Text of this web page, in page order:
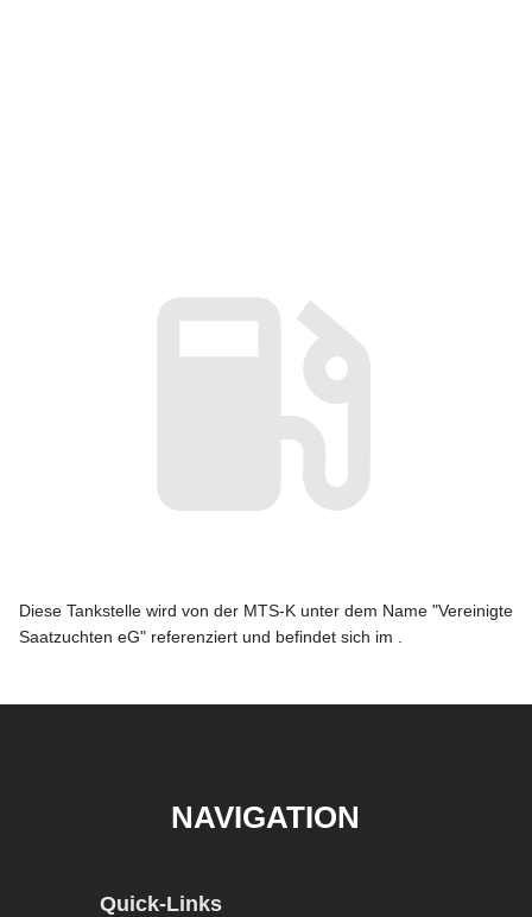
Diese Tankstelle wird von der MTS-K unter dem Name "Vereinigte
Saatzuchten eG" referenziert und befindet sich im .
NAVIGATION
Quick-Links